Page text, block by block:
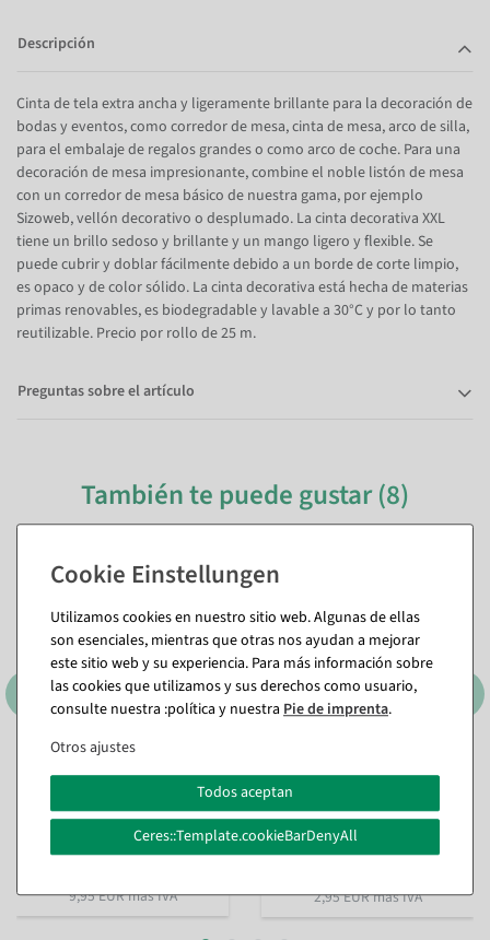
Descripción
Cinta de tela extra ancha y ligeramente brillante para la decoración de
bodas y eventos, como corredor de mesa, cinta de mesa, arco de silla,
para el embalaje de regalos grandes o como arco de coche. Para una
decoración de mesa impresionante, combine el noble listón de mesa
con un corredor de mesa básico de nuestra gama, por ejemplo
Sizoweb, vellón decorativo o desplumado. La cinta decorativa XXL
tiene un brillo sedoso y brillante y un mango ligero y flexible. Se
puede cubrir y doblar fácilmente debido a un borde de corte limpio,
es opaco y de color sólido. La cinta decorativa está hecha de materias
primas renovables, es biodegradable y lavable a 30°C y por lo tanto
reutilizable. Precio por rollo de 25 m.
Preguntas sobre el artículo
También te puede gustar (8)
Lieblingsmensch 15mm, 18
Disponible de inmediato
9,95 EUR más IVA
cm
Disponible de inmediato
5,89 €
2,95 EUR más IVA
Utilizamos cookies en nuestro sitio web. Algunas de ellas
son esenciales, mientras que otras nos ayudan a mejorar
este sitio web y su experiencia. Para más información sobre
las cookies que utilizamos y sus derechos como usuario,
consulte nuestra :política y nuestra Pie de imprenta.
Otros ajustes
Todos aceptan
Ceres::Template.cookieBarDenyAll